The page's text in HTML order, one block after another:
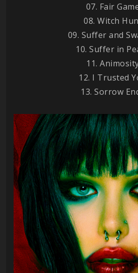
07. Fair
08. Witch
09. Suffer and
10. Suffer in
11.
12. I Trusted
13. Sorrow